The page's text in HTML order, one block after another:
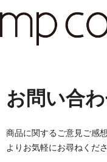
お問い合
商品に関するご意見ご感
よりお気軽にお尋ねくださ